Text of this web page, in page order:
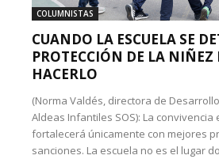
COLUMNISTAS
CUANDO LA ESCUELA SE
PROTECCIÓN DE LA NIÑEZ
HACERLO
(Norma Valdés, directora de
Aldeas Infantiles SOS): La convivencia
fortalecerá únicamente con mejores
sanciones. La escuela no es el lugar